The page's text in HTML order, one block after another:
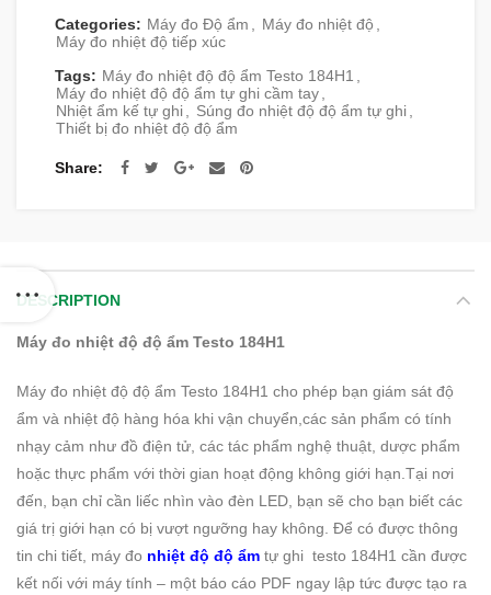
Categories: Máy đo Độ ẩm Máy đo nhiệt độ
Máy đo nhiệt độ tiếp xúc
Tags: Máy đo nhiệt độ độ ẩm Testo 184H1
Máy đo nhiệt độ độ ẩm tự ghi cầm tay
Nhiệt ẩm kế tự ghi
Súng đo nhiệt độ độ ẩm tự ghi
Thiết bị đo nhiệt độ độ ẩm
Share
DESCRIPTION
Máy đo nhiệt độ độ ẩm Testo 184H1
Máy đo nhiệt độ độ ẩm Testo 184H1 cho phép bạn giám sát độ
ẩm và nhiệt độ hàng hóa khi vận chuyển,các sản phẩm có tính
nhạy cảm như đồ điện tử, các tác phẩm nghệ thuật, dược phẩm
hoặc thực phẩm với thời gian hoạt động không giới hạn.Tại nơi
đến, bạn chỉ cần liếc nhìn vào đèn LED, bạn sẽ cho bạn biết các
giá trị giới hạn có bị vượt ngưỡng hay không. Để có được thông
tin chi tiết, máy đo nhiệt độ độ ẩm tự ghi testo 184H1 cần được
kết nối với máy tính – một báo cáo PDF ngay lập tức được tạo ra